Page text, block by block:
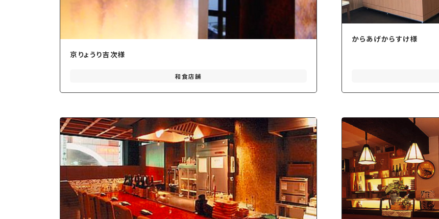
京りょうり吉次様
和食店舗
からあげからすけ様